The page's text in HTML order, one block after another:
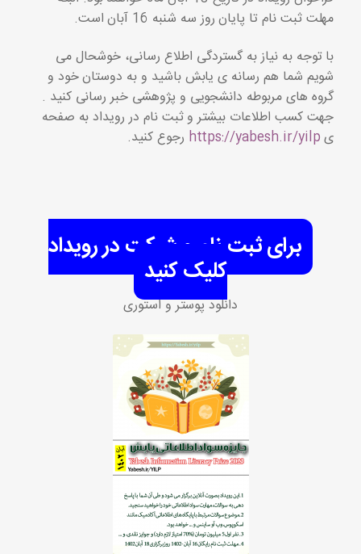
مهلت ثبت نام تا پایان روز سه شنبه 16 آبان است.
با توجه به نیاز به گستردگی اطلاع رسانی، خوشحال می
شویم شما هم رسانه ی یابش باشید و به دوستان خود و
گروه های مربوطه دانشجویی و پژوهشی خبر رسانی کنید .
جهت کسب اطلاعات بیشتر و ثبت نام در رویداد به صفحه
یhttps://yabesh.ir/yilp رجوع کنید.
برای ثبت نام و شرکت در رویداد
کلیک کنید
دانلود پوستر و استوری